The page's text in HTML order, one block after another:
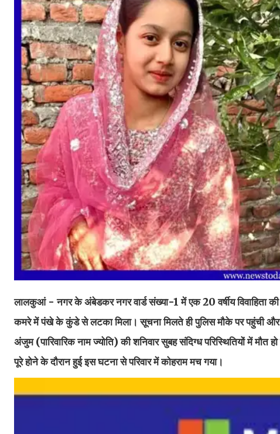
लालकुआं - नगर के अंबेडकर नगर वार्ड संख्या-1 में एक 20 वर्षीय विवाहिता की
कमरे में पंखे के कुंडे से लटका मिला। सूचना मिलते ही पुलिस मौके पर पहुंची
अंजुम (पारिवारिक नाम ज्योति) की शनिवार सुबह संदिग्ध परिस्थितियों में
पूरे होने के दौरान हुई इस घटना से परिवार में कोहराम मच गया।